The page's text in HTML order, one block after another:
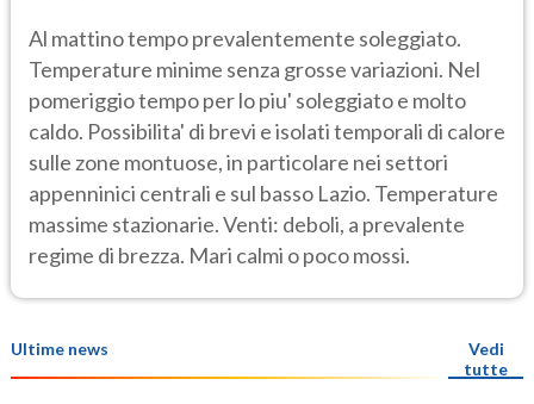
Al mattino tempo prevalentemente soleggiato.
Temperature minime senza grosse variazioni. Nel
pomeriggio tempo per lo piu' soleggiato e molto
caldo. Possibilita' di brevi e isolati temporali di calore
sulle zone montuose, in particolare nei settori
appenninici centrali e sul basso Lazio. Temperature
massime stazionarie. Venti: deboli, a prevalente
regime di brezza. Mari calmi o poco mossi.
Ultime news
Vedi
tutte